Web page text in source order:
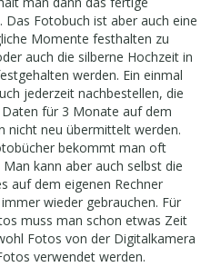
Fotobuch ist aber auch eine
Momente festhalten zu
auch die silberne Hochzeit in
werden. Ein einmal
jederzeit nachbestellen, die
für 3 Monate auf dem
nicht neu übermittelt werden.
bekommt man oft
kann aber auch selbst die
auf dem eigenen Rechner
wieder gebrauchen. Für
muss man schon etwas Zeit
Fotos von der Digitalkamera
verwendet werden.